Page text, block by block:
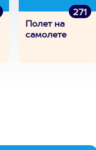
271
Полет на
самолете